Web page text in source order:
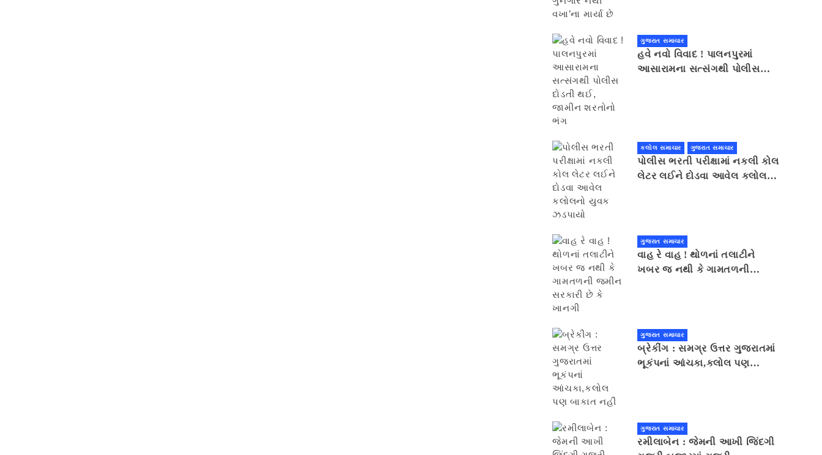
ગુજરાત સમાચાર
હવે નવો વિવાદ ! પાલનપુરમાં
આસારામના સત્સંગથી પોલીસ
કલોલ સમાચાર ગુજરાત સમાચાર
પોલીસ ભરતી પરીક્ષામાં નકલી કોલ
લેટર લઈને દોડવા આવેલ કલોલનો
ગુજરાત સમાચાર
વાહ રે વાહ ! થોળનાં તલાટીને
ખબર જ નથી કે ગામતળની
ગુજરાત સમાચાર
બ્રેકીંગ : સમગ્ર ઉત્તર ગુજરાતમાં
ભૂકંપનાં આંચકા,કલોલ પણ
ગુજરાત સમાચાર
રમીલાબેન : જેમની આખી જિંદગી